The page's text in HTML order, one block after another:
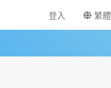
登入 繁體